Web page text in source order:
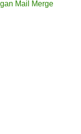
Mail Merge